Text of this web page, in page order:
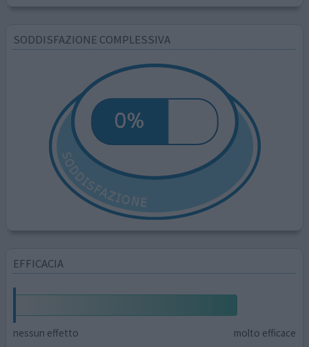
SODDISFAZIONE COMPLESSIVA
EFFICACIA
nessun effetto molto efficace